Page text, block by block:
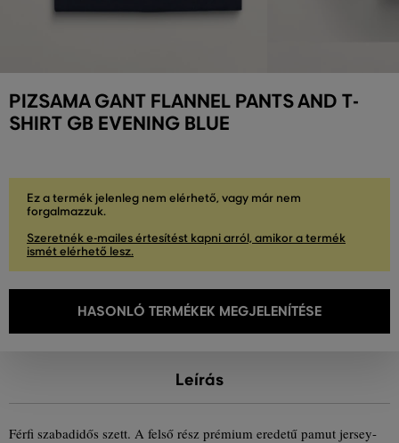
PIZSAMA GANT FLANNEL PANTS AND T-
SHIRT GB EVENING BLUE
Ez a termék jelenleg nem elérhető, vagy már nem
forgalmazzuk.
Szeretnék e-mailes értesítést kapni arról, amikor a termék
ismét elérhető lesz.
HASONLÓ TERMÉKEK MEGJELENÍTÉSE
Leírás
Férfi szabadidős szett. A felső rész prémium eredetű pamut jersey-